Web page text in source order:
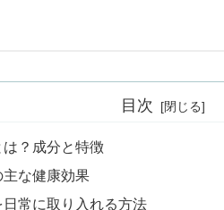
目次
？成分と特徴
な健康効果
常に取り入れる方法